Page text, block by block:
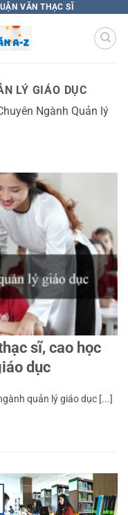
VĂN THẠC SĨ
LÝ GIÁO DỤC
Ngành Quản lý
sĩ, cao học
dục
quản lý giáo dục [...]